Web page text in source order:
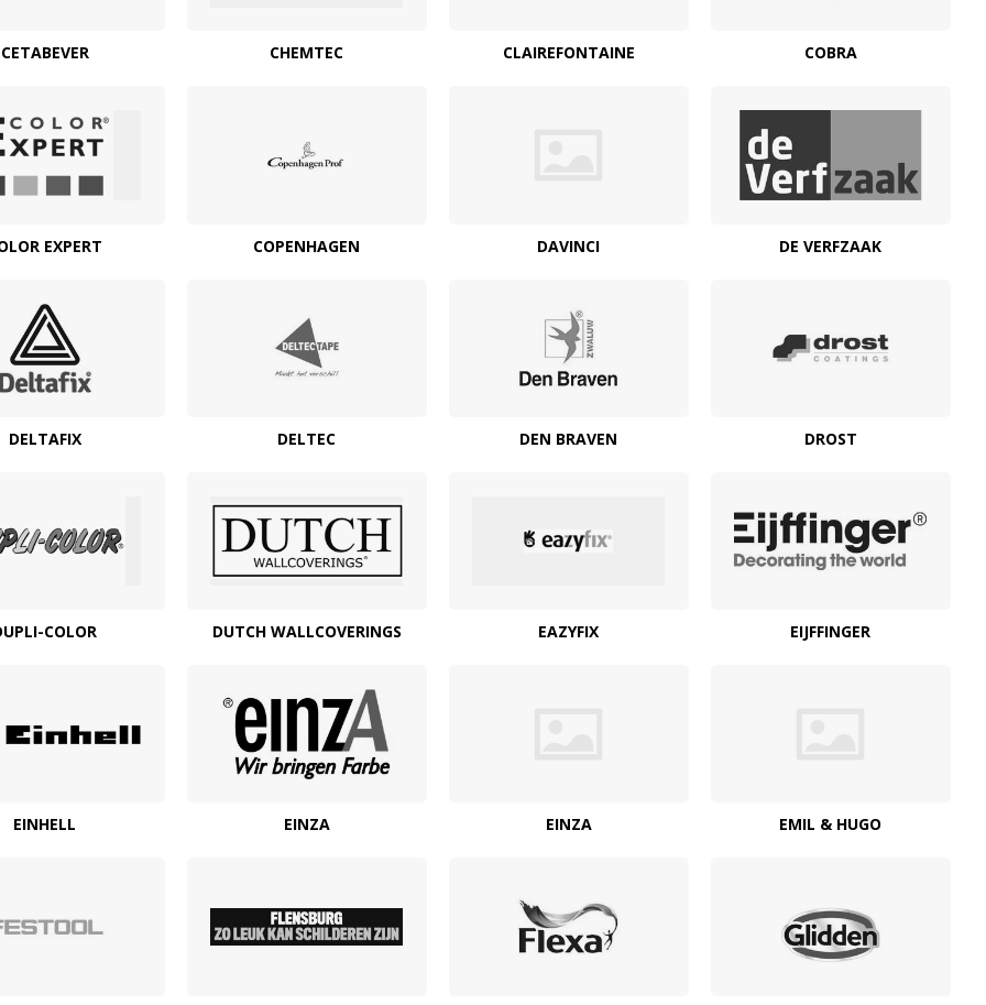
CETABEVER CHEMTEC CLAIREFONTAINE COBRA
EXPERT COPENHAGEN DAVINCI DE VERFZAAK
DELTAFIX DELTEC DEN BRAVEN DROST
COLOR DUTCH WALLCOVERINGS EAZYFIX EIJFFINGER
EINHELL EINZA EINZA EMIL & HUGO